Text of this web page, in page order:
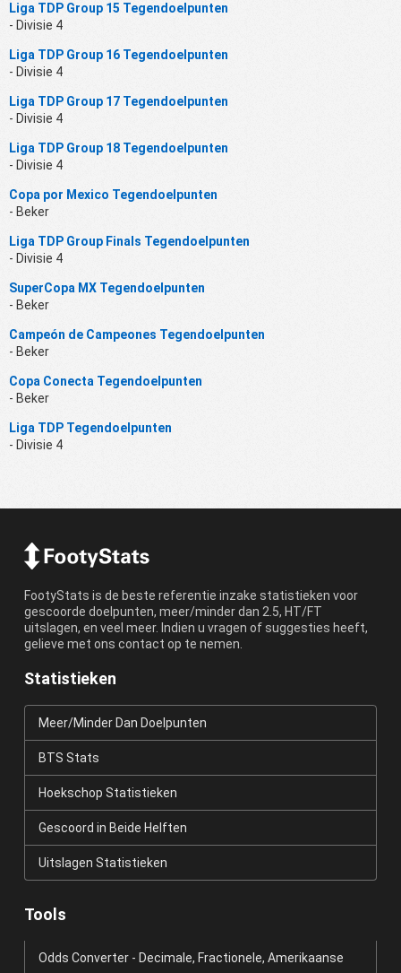
Liga TDP Group 15 Tegendoelpunten
- Divisie 4
Liga TDP Group 16 Tegendoelpunten
- Divisie 4
Liga TDP Group 17 Tegendoelpunten
- Divisie 4
Liga TDP Group 18 Tegendoelpunten
- Divisie 4
Copa por Mexico Tegendoelpunten
- Beker
Liga TDP Group Finals Tegendoelpunten
- Divisie 4
SuperCopa MX Tegendoelpunten
- Beker
Campeón de Campeones Tegendoelpunten
- Beker
Copa Conecta Tegendoelpunten
- Beker
Liga TDP Tegendoelpunten
- Divisie 4
FootyStats is de beste referentie inzake statistieken voor
gescoorde doelpunten, meer/minder dan 2.5, HT/FT
uitslagen, en veel meer. Indien u vragen of suggesties heeft,
gelieve met ons contact op te nemen.
Statistieken
Meer/Minder Dan Doelpunten
BTS Stats
Hoekschop Statistieken
Gescoord in Beide Helften
Uitslagen Statistieken
Tools
Odds Converter - Decimale, Fractionele, Amerikaanse